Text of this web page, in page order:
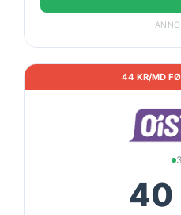
44 KR/MD
3
40